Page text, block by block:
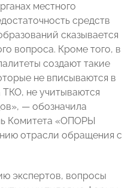
местного
средств
сказывается
вопроса. Кроме того, в
создают такие
не вписываются в
не учитываются
— обозначила
Комитета «ОПОРЫ
отрасли обращения с
экспертов, вопросы